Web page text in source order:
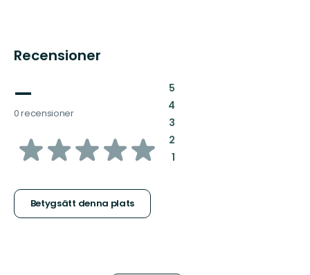
Recensioner
—
0 recensioner
av
stjärnor
Betygsätt denna plats
5:
4:
3:
2:
1: